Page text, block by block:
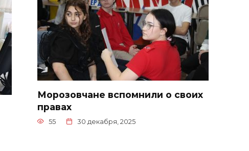
Морозовчане вспомнили о своих
правах
55 30 декабря, 2025